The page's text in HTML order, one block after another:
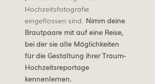
Hochzeitsfotografie
eingeflossen sind. Nimm deine
Brautpaare mit auf eine Reise,
bei der sie alle Möglichkeiten
für die Gestaltung ihrer Traum-
Hochzeitsreportage
kennenlernen.